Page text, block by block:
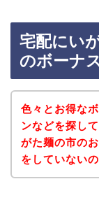
宅配にい
のボーナ
色々とお得な
ンなどを探し
がた麺の市の
をしていないの